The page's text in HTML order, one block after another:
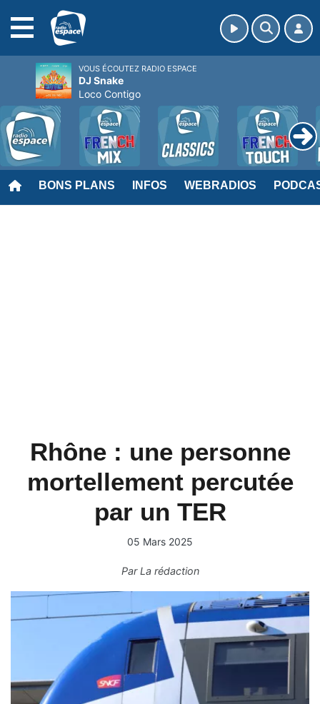
BONS PLANS INFOS WEBRADIOS
Rhône : une personne
mortellement percutée
par un TER
05 Mars 2025
ParLa rédaction
VOUS ÉCOUTEZ RADIO ESPACE
DJ Snake
Loco Contigo